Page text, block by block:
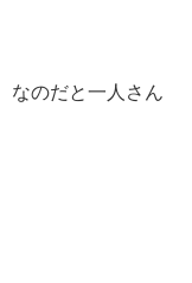
なのだと一人さん